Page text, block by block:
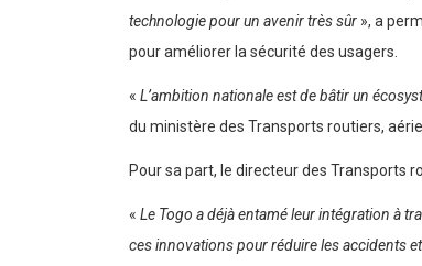
technologie pour un avenir très sûr », a
pour améliorer la sécurité des usagers.
« L’ambition nationale est de bâtir un
du ministère des Transports routiers,
Pour sa part, le directeur des Transports
« Le Togo a déjà entamé leur intégration à
ces innovations pour réduire les accidents